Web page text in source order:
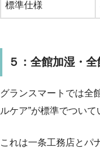
標準仕様
５：全館加湿・
グランスマートでは全
ルケア”が標準でついて
これは一条工務店とパ